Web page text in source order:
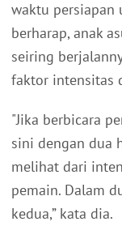
waktu persiapan
berharap, anak
seiring
faktor intensitas
"Jika berbicara
sini dengan dua
melihat dari
pemain. Dalam
kedua,” kata dia.